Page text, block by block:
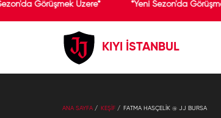
Görüşmek Üzere* *Yeni Sezon'da
KIYI İSTANBUL
ANA SAYFA KEŞİF FATMA HASÇELIK @ JJ BURSA